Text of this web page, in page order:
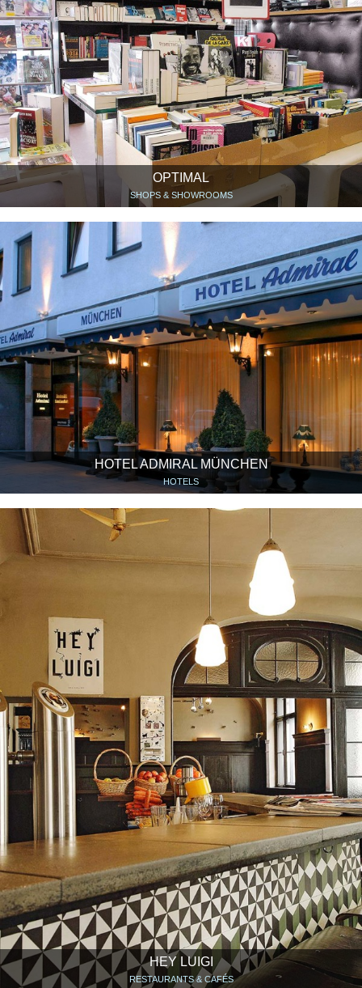
OPTIMAL
SHOPS & SHOWROOMS
HOTEL ADMIRAL MÜNCHEN
HOTELS
HEY LUIGI
RESTAURANTS & CAFÉS